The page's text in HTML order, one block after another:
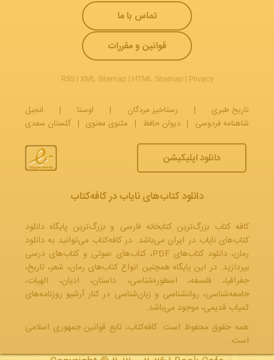
تماس با ما
قوانین و مقررات
RSS| XML Sitemap | HTML Sitemap | Privacy
تاریخ طبری | رستاخیز مردگان | اوستا |
انجیل
شاهنامه فردوسی | دیوان حافظ | مثنوی معنوی | گلستان سعدی
دانلود اپلیکیشن
دانلود کتاب‌های نایاب در کافه‌کتاب
کافه کتاب بزرگ‌ترین کتابخانه فارسی و بزرگ‌ترین پایگاه دانلود
کتاب‌های نایاب در ایران می‌باشد. در کافه‌کتاب می‌توانید به دانلود
رمان، دانلود کتاب‌های PDF، کتاب‌های صوتی و کتاب‌های درسی
بپردازید. در این پایگاه همچنین انواع کتاب‌های رمان، شعر، تاریخ،
جغرافیا، فلسفه، اسطوره‌شناسی، داستان، ادیان، الهیات،
جامعه‌شناسی، روانشناسی و زبان‌شناسی در کنار آرشیو روزنامه‌های
کمیاب قدیمی، موجود می‌باشد.
همه حقوق محفوظ است. کافه‌کتاب، تابع قوانین جمهوری‌ اسلامی
است.